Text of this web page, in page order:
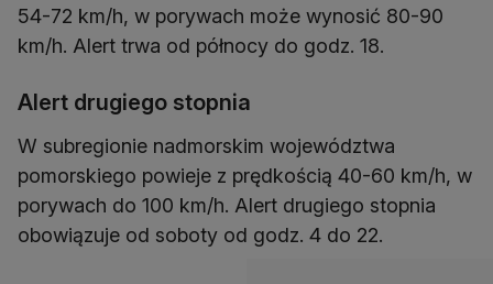
54-72 km/h, w porywach może wynosić 80-90
km/h. Alert trwa od północy do godz. 18.
Alert drugiego stopnia
W subregionie nadmorskim województwa
pomorskiego powieje z prędkością 40-60 km/h, w
porywach do 100 km/h. Alert drugiego stopnia
obowiązuje od soboty od godz. 4 do 22.